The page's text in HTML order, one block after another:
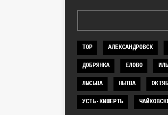
TOP АЛЕКСАНДРОВСК
ДОБРЯНКА ЕЛОВО
ЛЫСЬВА НЫТВА
УСТЬ-КИШЕРТЬ